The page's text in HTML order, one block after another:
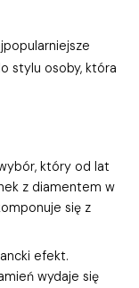
stylu osoby, która
który od lat
z diamentem w
się z
efekt.
wydaje się